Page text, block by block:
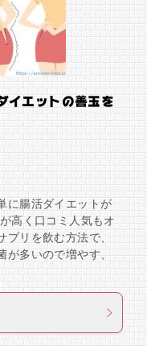
イエットの善玉を
に腸活ダイエットが
高く口コミ人気もオ
リを飲む方法で、
多いので増やす、